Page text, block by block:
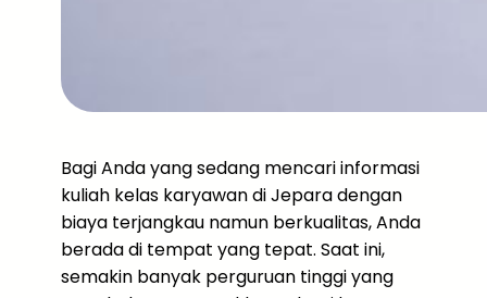
Bagi Anda yang sedang mencari informasi
kuliah kelas karyawan di Jepara dengan
biaya terjangkau namun berkualitas, Anda
berada di tempat yang tepat. Saat ini,
semakin banyak perguruan tinggi yang